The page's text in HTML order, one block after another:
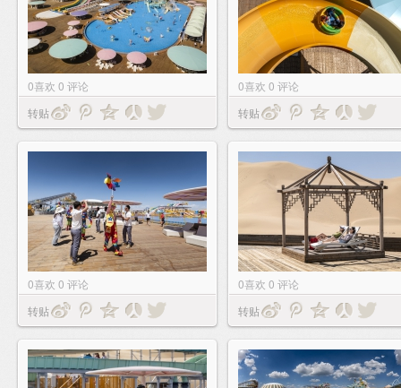
0喜欢 0 评论
转贴
0喜欢 0 评论
转贴
0喜欢 0 评论
转贴
0喜欢 0 评论
转贴